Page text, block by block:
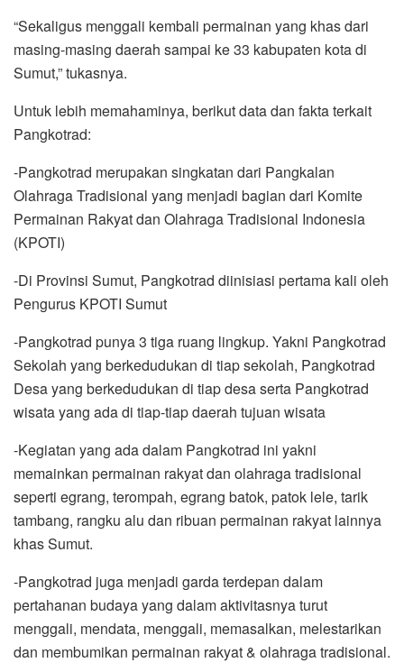
“Sekaligus menggali kembali permainan yang khas dari
masing-masing daerah sampai ke 33 kabupaten kota di
Sumut,” tukasnya.
Untuk lebih memahaminya, berikut data dan fakta terkait
Pangkotrad:
-Pangkotrad merupakan singkatan dari Pangkalan
Olahraga Tradisional yang menjadi bagian dari Komite
Permainan Rakyat dan Olahraga Tradisional Indonesia
(KPOTI)
-Di Provinsi Sumut, Pangkotrad diinisiasi pertama kali oleh
Pengurus KPOTI Sumut
-Pangkotrad punya 3 tiga ruang lingkup. Yakni Pangkotrad
Sekolah yang berkedudukan di tiap sekolah, Pangkotrad
Desa yang berkedudukan di tiap desa serta Pangkotrad
wisata yang ada di tiap-tiap daerah tujuan wisata
-Kegiatan yang ada dalam Pangkotrad ini yakni
memainkan permainan rakyat dan olahraga tradisional
seperti egrang, terompah, egrang batok, patok lele, tarik
tambang, rangku alu dan ribuan permainan rakyat lainnya
khas Sumut.
-Pangkotrad juga menjadi garda terdepan dalam
pertahanan budaya yang dalam aktivitasnya turut
menggali, mendata, menggali, memasalkan, melestarikan
dan membumikan permainan rakyat & olahraga tradisional.